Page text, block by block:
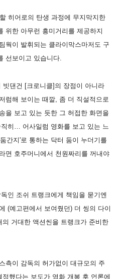
히어로의 탄생 과정에 무지막지한
위한 아무런 흥미거리를 제공하지
웍이 발휘되는 클라이막스마저도 구
선보이고 있습니다.
댄건 [크로니클]의 장점이 아니라
럼해 보이는 때깔, 좀 더 직설적으로
을 보고 있는 듯한 그 허접한 화면을
히… 어사일럼 영화를 보고 있는 느
간지'로 통하는 닥터 둠이 누더기를
면 호주머니에서 천원짜리를 꺼내야
인 조쉬 트랭크에게 책임을 묻기엔
(예고편에서 보여줬던) 더 씽의 다이
거대한 액션씬을 트랭크가 준비한
측이 감독의 허가없이 대규모의 주
했다는 보도가 영화 개봉 후 언론에